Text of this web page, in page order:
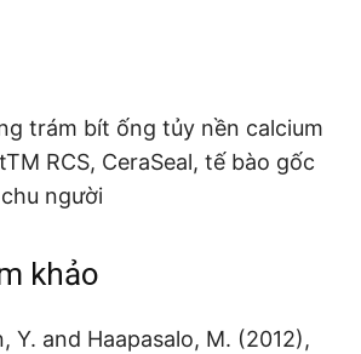
trám bít ống tủy nền calcium
RCS, CeraSeal, tế bào gốc
người
khảo
Y. and Haapasalo, M. (2012),